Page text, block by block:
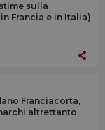
sulla
Francia e in Italia)
Franciacorta,
altrettanto